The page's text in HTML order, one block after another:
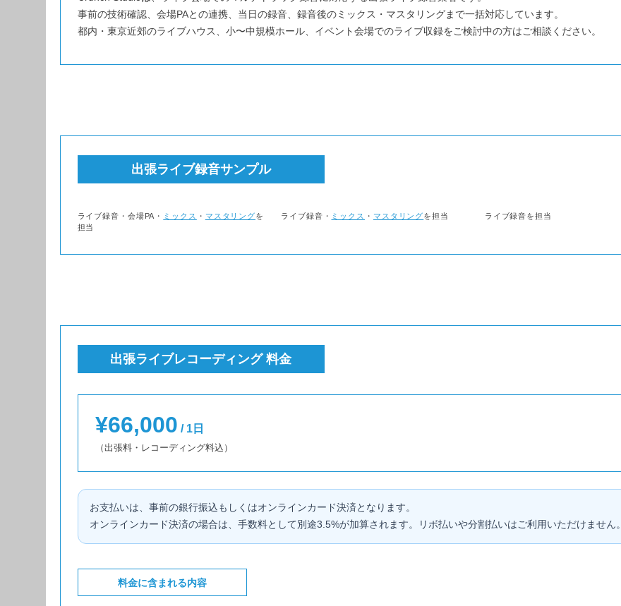
事前の技術確認、会場PAとの連携、当日の録音、録音後のミックス・マスタリングまで一括対応しています。
都内・東京近郊のライブハウス、小〜中規模ホール、イベント会場でのライブ収録をご検討中の方はご相談ください。
出張ライブ録音サンプル
ライブ録音・会場PA・ ミックス ・ マスタリングを
担当
ライブ録音・ ミックス ・ マスタリングを担当 ライブ録音を担当
出張ライブレコーディング 料金
¥66,000 / 1日
（出張料・レコーディング料込）
お支払いは、事前の銀行振込もしくはオンラインカード決済となります。
オンラインカード決済の場合は、手数料として別途3.5%が加算されます。リボ払いや分割払いはご利用いただけません。
料金に含まれる内容